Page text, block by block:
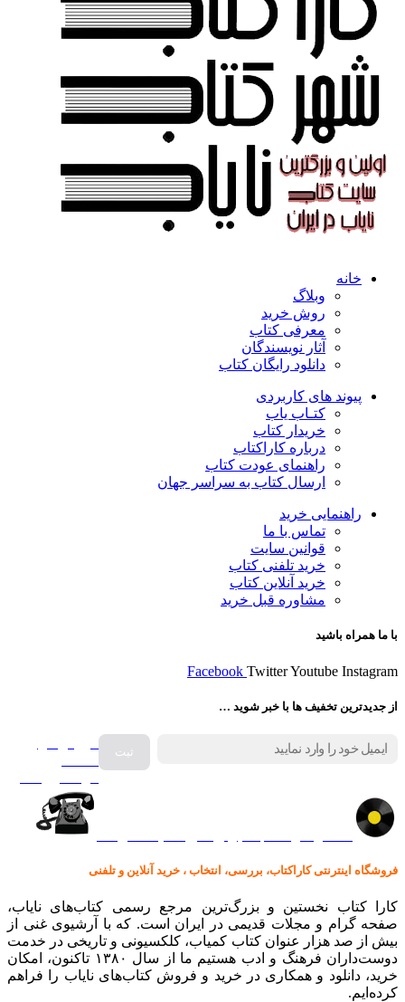
خانه
وبلاگ
روش خرید
معرفی کتاب
آثار نویسندگان
دانلود رایگان کتاب
پیوند های کاربردی
کتـاب یاب
خریدار کتاب
درباره کاراکتاب
راهنمای عودت کتاب
ارسال کتاب به سراسر جهان
راهنمایی خرید
تماس با ما
قوانین سایت
خرید تلفنی کتاب
خرید آنلاین کتاب
مشاوره قبل خرید
با ما همراه باشید
Facebook TwitterYoutube Instagram
از جدیدترین تخفیف ها با خبر شوید …
فروش انواع
فروشگاه اینترنتی کاراکتاب، بررسی، انتخاب ، خرید آنلاین و تلفنی
کارا کتاب نخستین و بزرگ‌ترین مرجع رسمی کتاب‌های نایاب،
صفحه گرام و مجلات قدیمی در ایران است. که با آرشیوی غنی از
بیش از صد هزار عنوان کتاب کمیاب، کلکسیونی و تاریخی در خدمت
دوست‌داران فرهنگ و ادب هستیم ما از سال ۱۳۸۰ تاکنون، امکان
خرید، دانلود و همکاری در خرید و فروش کتاب‌های نایاب را فراهم
کرده‌ایم.